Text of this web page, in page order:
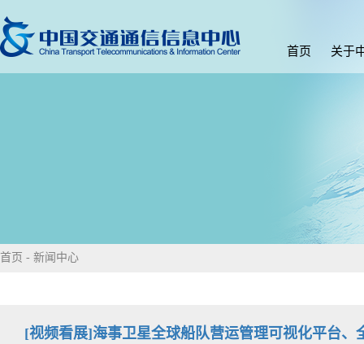
首页 关于
首页 - 新闻中心
[视频看展]海事卫星全球船队营运管理可视化平台